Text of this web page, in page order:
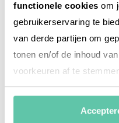
functionele cookies om
gebruikerservaring te
van derde partijen om
tonen en/of de inhoud
voorkeuren af te
beheren via ‘Zelf
Le Palais Idéal,
18. AUGUST 2023